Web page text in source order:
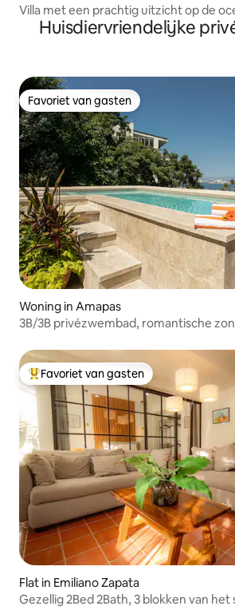
Villa met een prachtig uitzicht op de
Huisdiervriendelijke
Favoriet van gasten
Favoriet van gasten
Woning in Amapas
3B/3B privézwembad, romantische
Topfavoriet van gasten
Favoriet van gasten
Flat in Emiliano Zapata
Gezellig 2Bed 2Bath, 3 blokken van